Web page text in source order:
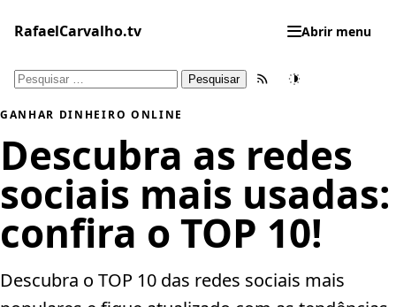
para
conteúdo
RafaelCarvalho.tv Abrir menu
Pesquisar
Feed RSSTema
GANHAR DINHEIRO ONLINE
Descubra as redes
sociais mais usadas:
confira o TOP 10!
Descubra o TOP 10 das redes sociais mais